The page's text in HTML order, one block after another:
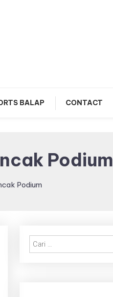
BALAP CONTACT
Podium
Podium